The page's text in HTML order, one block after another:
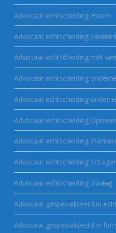
Advocaat echtscheiding Hoorn
Advocaat echtscheiding
Advocaat echtscheiding mét
Advocaat echtscheiding
Advocaat echtscheiding
Advocaat echtscheiding Opmeer
Advocaat echtscheiding
Advocaat echtscheiding
Advocaat echtscheiding Zwaag
Advocaat gespecialiseerd in
Advocaat gespecialiseerd in